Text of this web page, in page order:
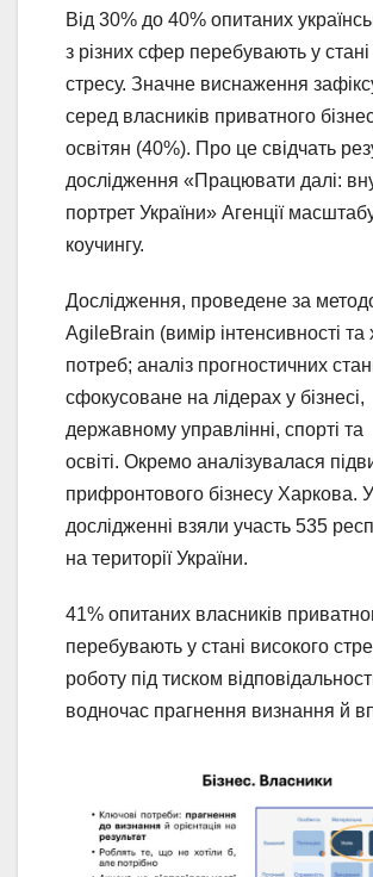
Від 30% до 40% опитаних
з різних сфер перебувають у
стресу. Значне виснаження
серед власників приватного
освітян (40%). Про це свідчать
дослідження «Працювати далі:
портрет України» Агенції
коучингу.
Дослідження, проведене за
AgileBrain (вимір інтенсивності та
потреб; аналіз прогностичних
сфокусоване на лідерах у бізнесі,
державному управлінні, спорті та
освіті. Окремо аналізувалася
прифронтового бізнесу Харкова. У
дослідженні взяли участь 535
на території України.
41% опитаних власників
перебувають у стані високого
роботу під тиском
водночас прагнення визнання й